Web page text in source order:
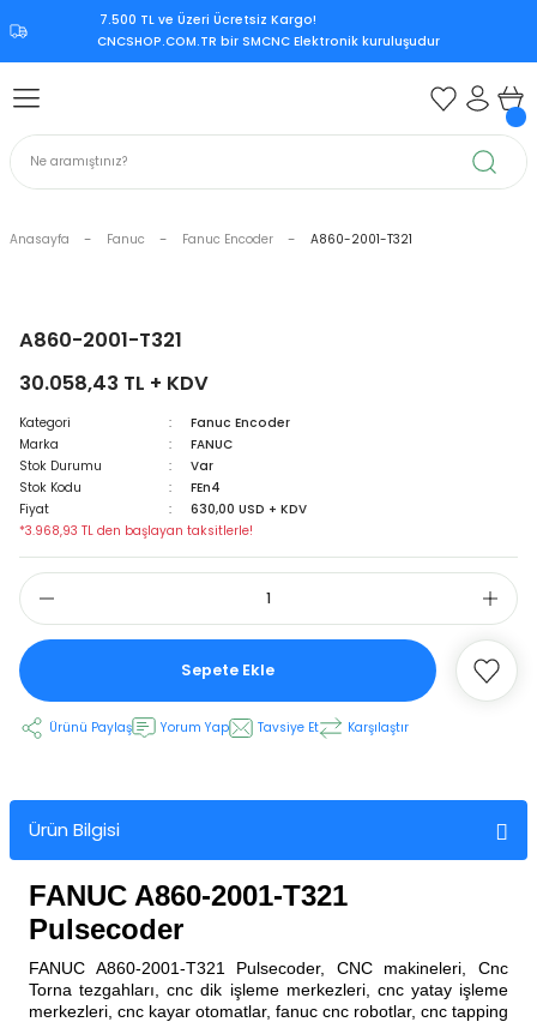
7.500 TL ve Üzeri Ücretsiz Kargo!‎
CNCSHOP.COM.TR ‎bir SMCNC Elektronik kuruluşudur
Geri Dön
Ünitesi
Panelleri
Kablo
Geri Dön
Ünitesi
Mitsubishi CNC Kontrol
Mori Seiki CNC Kontrol Ünitesi
Sürücü
Supply
Motor
Yuvası
Kablo
Kablo
Geri Dön
Geri Dön
Anasayfa Fanuc Fanuc Encoder A860-2001-T321
A860-2001-T321
30.058,43 TL + KDV
Kategori
Fanuc Encoder
Marka
FANUC
Stok Durumu
Var
Stok Kodu
FEn4
Fiyat
630,00 USD + KDV
*3.968,93 TL den başlayan taksitlerle!
Sepete Ekle
Ürünü Paylaş Yorum Yap Tavsiye Et Karşılaştır
Ürün Bilgisi
FANUC A860-2001-T321
Pulsecoder
FANUC A860-2001-T321 Pulsecoder, CNC makineleri, Cnc
Torna tezgahları, cnc dik işleme merkezleri, cnc yatay işleme
merkezleri, cnc kayar otomatlar, fanuc cnc robotlar, cnc tapping